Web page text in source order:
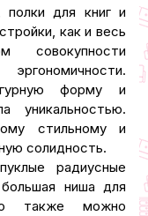
полки для книг и
как и весь
форму и
уникальностью.
стильному и
солидность.
радиусные
ниша для
также можно